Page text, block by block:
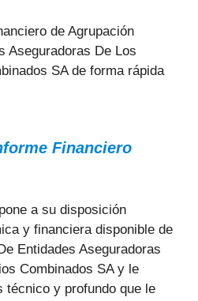
de Agrupación
Aseguradoras De Los
SA de forma rápida
Financiero
a su disposición
y financiera disponible de
Entidades Aseguradoras
Combinados SA y le
técnico y profundo que le